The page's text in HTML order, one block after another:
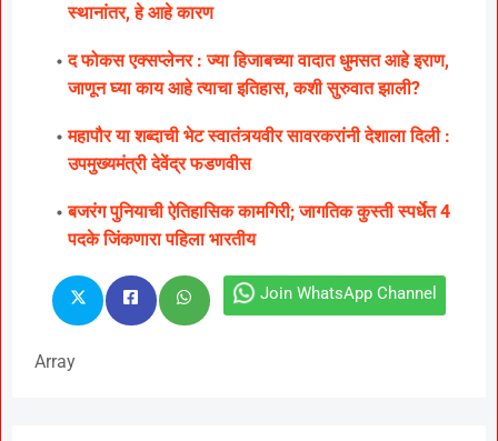
स्थानांतर, हे आहे कारण
द फोकस एक्सप्लेनर : ज्या हिजाबच्या वादात धुमसत आहे इराण,
जाणून घ्या काय आहे त्याचा इतिहास, कशी सुरुवात झाली?
महापौर या शब्दाची भेट स्वातंत्र्यवीर सावरकरांनी देशाला दिली :
उपमुख्यमंत्री देवेंद्र फडणवीस
बजरंग पुनियाची ऐतिहासिक कामगिरी; जागतिक कुस्ती स्पर्धेत 4
पदके जिंकणारा पहिला भारतीय
Join WhatsApp Channel
Array